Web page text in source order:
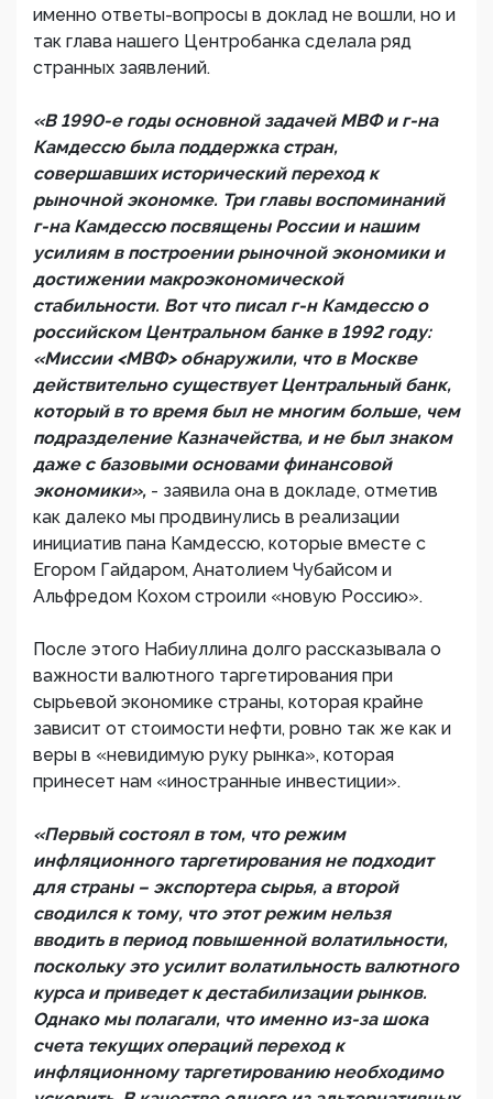
именно ответы-вопросы в доклад не вошли, но и
так глава нашего Центробанка сделала ряд
странных заявлений.
«В 1990-е годы основной задачей МВФ и г-на
Камдессю была поддержка стран,
совершавших исторический переход к
рыночной экономке. Три главы воспоминаний
г-на Камдессю посвящены России и нашим
усилиям в построении рыночной экономики и
достижении макроэкономической
стабильности. Вот что писал г-н Камдессю о
российском Центральном банке в 1992 году:
«Миссии <МВФ> обнаружили, что в Москве
действительно существует Центральный банк,
который в то время был не многим больше, чем
подразделение Казначейства, и не был знаком
даже с базовыми основами финансовой
экономики», - заявила она в докладе, отметив
как далеко мы продвинулись в реализации
инициатив пана Камдессю, которые вместе с
Егором Гайдаром, Анатолием Чубайсом и
Альфредом Кохом строили «новую Россию».
После этого Набиуллина долго рассказывала о
важности валютного таргетирования при
сырьевой экономике страны, которая крайне
зависит от стоимости нефти, ровно так же как и
веры в «невидимую руку рынка», которая
принесет нам «иностранные инвестиции».
«Первый состоял в том, что режим
инфляционного таргетирования не подходит
для страны – экспортера сырья, а второй
сводился к тому, что этот режим нельзя
вводить в период повышенной волатильности,
поскольку это усилит волатильность валютного
курса и приведет к дестабилизации рынков.
Однако мы полагали, что именно из-за шока
счета текущих операций переход к
инфляционному таргетированию необходимо